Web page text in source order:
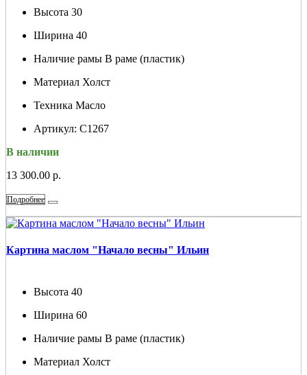
Высота 30
Ширина 40
Наличие рамы В раме (пластик)
Материал Холст
Техника Масло
Артикул: С1267
В наличии
13 300.00 р.
Подробнее
Картина маслом "Начало весны" Ильин
Высота 40
Ширина 60
Наличие рамы В раме (пластик)
Материал Холст